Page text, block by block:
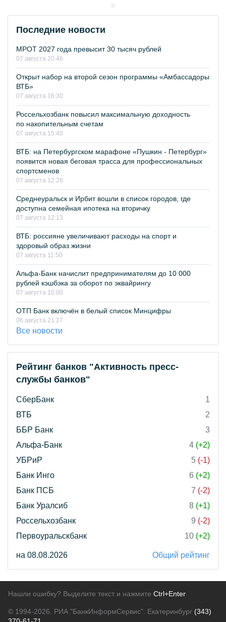
Последние новости
МРОТ 2027 года превысит 30 тысяч рублей
07 августа 20:46
Открыт набор на второй сезон программы «Амбассадоры
ВТБ»
07 августа 16:30
Россельхозбанк повысил максимальную доходность
по накопительным счетам
07 августа 15:40
ВТБ: на Петербургском марафоне «Пушкин - Петербург»
появится новая беговая трасса для профессиональных
спортсменов
07 августа 12:28
Среднеуральск и Ирбит вошли в список городов, где
доступна семейная ипотека на вторичку
07 августа 12:13
ВТБ: россияне увеличивают расходы на спорт и
здоровый образ жизни
07 августа 11:50
Альфа-Банк начислит предпринимателям до 10 000
рублей кэшбэка за оборот по эквайрингу
07 августа 10:00
ОТП Банк включён в белый список Минцифры
06 августа 21:27
Все новости
Рейтинг банков "Активность пресс-
службы банков"
СберБанк
1
ВТБ
2
ББР Банк
3
Альфа-Банк
4 (+2)
УБРиР
5 (-1)
Банк Инго
6 (+2)
Банк ПСБ
7 (-2)
Банк Уралсиб
8 (+1)
Россельхозбанк
9 (-2)
Первоуральскбанк
10 (+2)
на 08.08.2026 Общий рейтинг
Нашли ошибку? Выделите текст и нажмите Ctrl+Enter
© 1994-2026. РИА "БанкИнформСервис". Екатеринбург (343)